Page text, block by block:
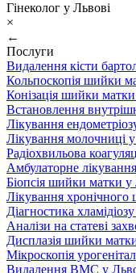
Гінеколог у Львові
×
←
Послуги
Видалення кісти
Кольпоскопія шийки
Конізація шийки
Встановлення
Лікування
Лікування молочниці
Радіохвильова
Амбулаторне
Біопсія шийки матки у
Лікування хронічного
Діагностика
Аналізи на статеві
Дисплазія шийки
Мікроскопія
Видалення ВМС у